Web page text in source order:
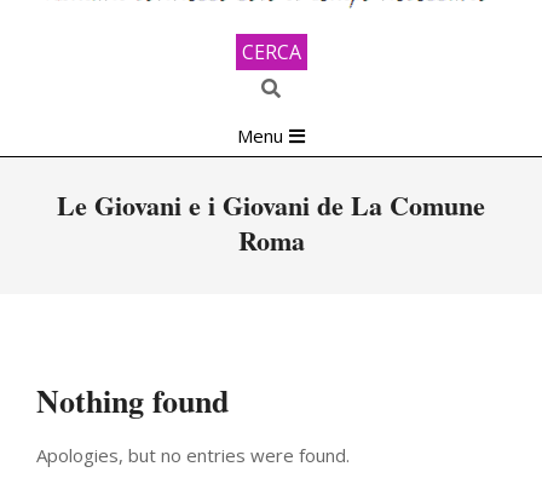
CERCA
Search
Navigation
Menu
Le Giovani e i Giovani de La Comune
Roma
Nothing found
Apologies, but no entries were found.